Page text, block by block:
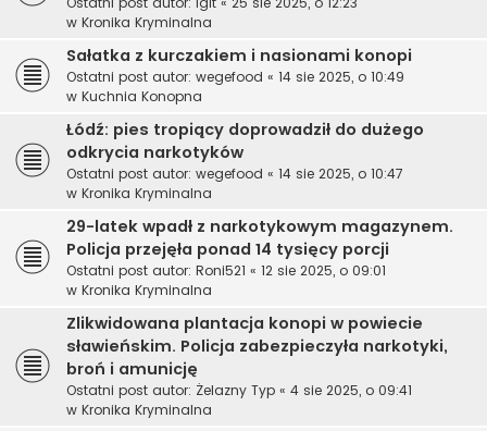
w Kronika Kryminalna
Sałatka z kurczakiem i nasionami konopi
Ostatni post autor: wegefood « 14 sie 2025, o 10:49
w Kuchnia Konopna
Łódź: pies tropiący doprowadził do dużego
odkrycia narkotyków
Ostatni post autor: wegefood « 14 sie 2025, o 10:47
w Kronika Kryminalna
29-latek wpadł z narkotykowym magazynem.
Policja przejęła ponad 14 tysięcy porcji
Ostatni post autor: Roni521 « 12 sie 2025, o 09:01
w Kronika Kryminalna
Zlikwidowana plantacja konopi w powiecie
sławieńskim. Policja zabezpieczyła narkotyki,
broń i amunicję
Ostatni post autor: Żelazny Typ « 4 sie 2025, o 09:41
w Kronika Kryminalna